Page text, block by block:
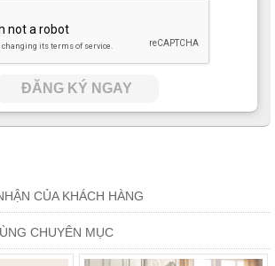
ĐĂNG KÝ NGAY
CỦA KHÁCH HÀNG
CHUYÊN MỤC